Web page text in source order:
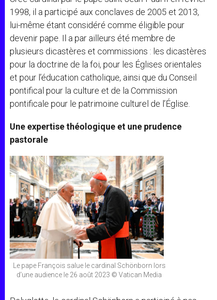
1998, il a participé aux conclaves de 2005 et 2013,
lui-même étant considéré comme éligible pour
devenir pape. Il a par ailleurs été membre de
plusieurs dicastères et commissions : les dicastères
pour la doctrine de la foi, pour les Églises orientales
et pour l’éducation catholique, ainsi que du Conseil
pontifical pour la culture et de la Commission
pontificale pour le patrimoine culturel de l’Église.
Une expertise théologique et une prudence
pastorale
Le pape François salue le cardinal Schönborn lors
d’une audience le 26 août 2023 © Vatican Media